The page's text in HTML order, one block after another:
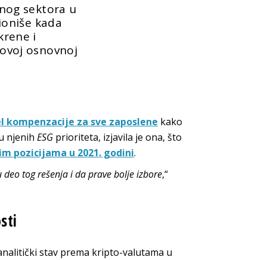
sektora u
kada
i
osnovnoj
kompenzacije za sve zaposlene kako
njenih ESG prioriteta, izjavila je ona, što
pozicijama u 2021. godini.
tog rešenja i da prave bolje izbore,“
stav prema kripto-valutama u